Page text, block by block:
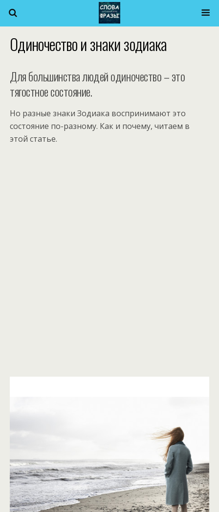
Одиночество и знаки зодиака
Для большинства людей одиночество – это
тягостное состояние.
Но разные знаки Зодиака воспринимают это
состояние по-разному. Как и почему, читаем в
этой статье.